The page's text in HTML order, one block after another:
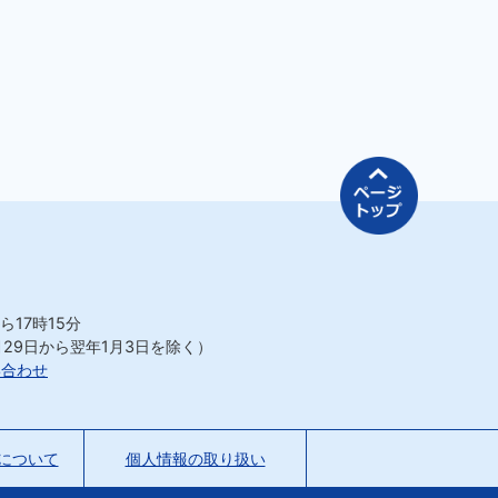
17時15分
日から翌年1月3日を除く）
わせ
ついて 個人情報の取り扱い